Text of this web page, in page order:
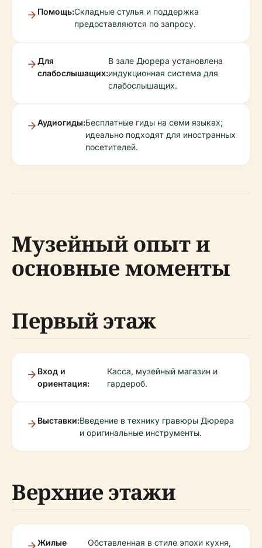
Помощь:Складные стулья и поддержка
предоставляются по запросу.
Для
слабослышащих:
В зале Дюрера установлена
индукционная система для
слабослышащих.
Аудиогиды:Бесплатные гиды на семи языках;
идеально подходят для иностранных
посетителей.
Музейный опыт и
основные моменты
Первый этаж
Вход и
ориентация:
Касса, музейный магазин и
гардероб.
Выставки:Введение в технику гравюры Дюрера
и оригинальные инструменты.
Верхние этажи
Жилые
Обставленная в стиле эпохи кухня,